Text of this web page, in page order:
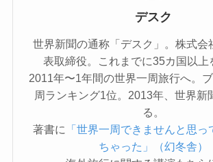
デスク
世界新聞の通称「デスク」。株式会
表取締役。これまでに35カ国以上
2011年〜1年間の世界一周旅行へ。
周ランキング1位。2013年、世界新
る。
著書に
「世界一周できませんと思っ
ちゃった」（幻冬舎）